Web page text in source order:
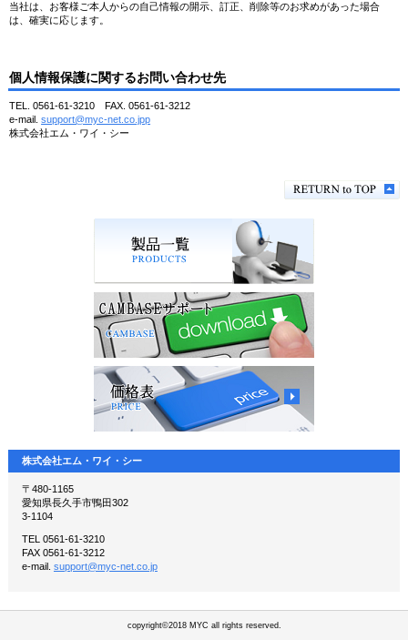
当社は、お客様ご本人からの自己情報の開示、訂正、削除等のお求めがあった場合
は、確実に応じます。
個人情報保護に関するお問い合わせ先
TEL. 0561-61-3210 FAX. 0561-61-3212
e-mail.support@myc-net.co.jpp
株式会社エム・ワイ・シー
株式会社エム・ワイ・シー
〒480-1165
愛知県長久手市鴨田302
3-1104
TEL 0561-61-3210
FAX 0561-61-3212
e-mail. support@myc-net.co.jp
copyright©2018 MYC all rights reserved.